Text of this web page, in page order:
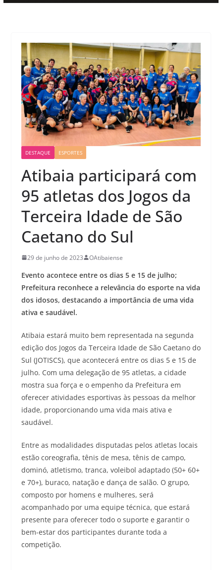
DESTAQUE ESPORTES
Atibaia participará com
95 atletas dos Jogos da
Terceira Idade de São
Caetano do Sul
29 de junho de 2023 OAtibaiense
Evento acontece entre os dias 5 e 15 de julho;
Prefeitura reconhece a relevância do esporte na vida
dos idosos, destacando a importância de uma vida
ativa e saudável.
Atibaia estará muito bem representada na segunda
edição dos Jogos da Terceira Idade de São Caetano do
Sul (JOTISCS), que acontecerá entre os dias 5 e 15 de
julho. Com uma delegação de 95 atletas, a cidade
mostra sua força e o empenho da Prefeitura em
oferecer atividades esportivas às pessoas da melhor
idade, proporcionando uma vida mais ativa e
saudável.
Entre as modalidades disputadas pelos atletas locais
estão coreografia, tênis de mesa, tênis de campo,
dominó, atletismo, tranca, voleibol adaptado (50+ 60+
e 70+), buraco, natação e dança de salão. O grupo,
composto por homens e mulheres, será
acompanhado por uma equipe técnica, que estará
presente para oferecer todo o suporte e garantir o
bem-estar dos participantes durante toda a
competição.